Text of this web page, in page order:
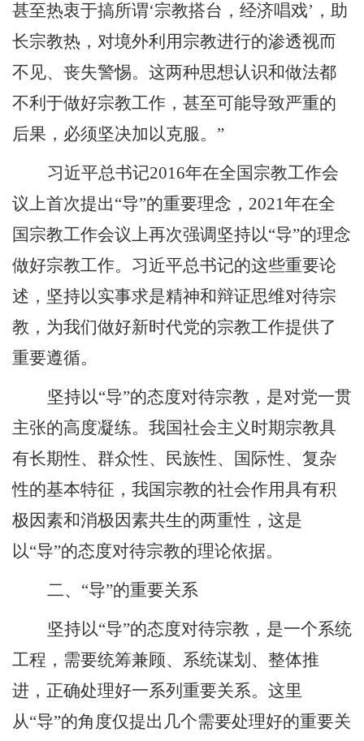
甚至热衷于搞所谓‘宗教搭台，经济唱戏’，助
长宗教热，对境外利用宗教进行的渗透视而
不见、丧失警惕。这两种思想认识和做法都
不利于做好宗教工作，甚至可能导致严重的
后果，必须坚决加以克服。”
习近平总书记2016年在全国宗教工作会
议上首次提出“导”的重要理念， 2021年在全
国宗教工作会议上再次强调坚持以“导”的理念
做好宗教工作。习近平总书记的这些重要论
述，坚持以实事求是精神和辩证思维对待宗
教，为我们做好新时代党的宗教工作提供了
重要遵循。
坚持以“导”的态度对待宗教，是对党一贯
主张的高度凝练。我国社会主义时期宗教具
有长期性、群众性、民族性、国际性、复杂
性的基本特征，我国宗教的社会作用具有积
极因素和消极因素共生的两重性，这是
以“导”的态度对待宗教的理论依据。
二、“导”的重要关系
坚持以“导”的态度对待宗教，是一个系统
工程，需要统筹兼顾、系统谋划、整体推
进，正确处理好一系列重要关系。这里
从“导”的角度仅提出几个需要处理好的重要关